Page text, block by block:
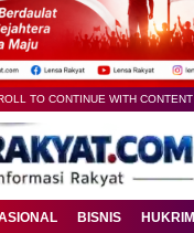
TO CONTINUE WITH CONTENT
BISNIS HUKRIM